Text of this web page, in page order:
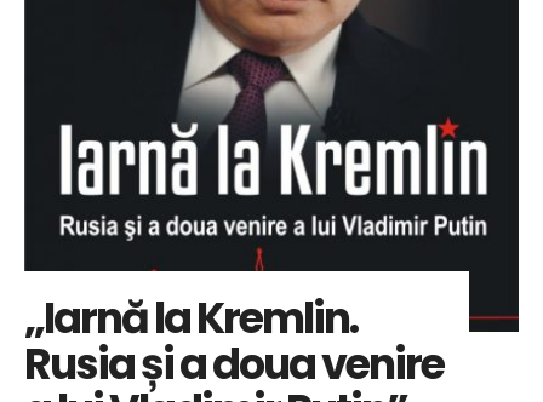
„Iarnă la Kremlin.
Rusia și a doua venire